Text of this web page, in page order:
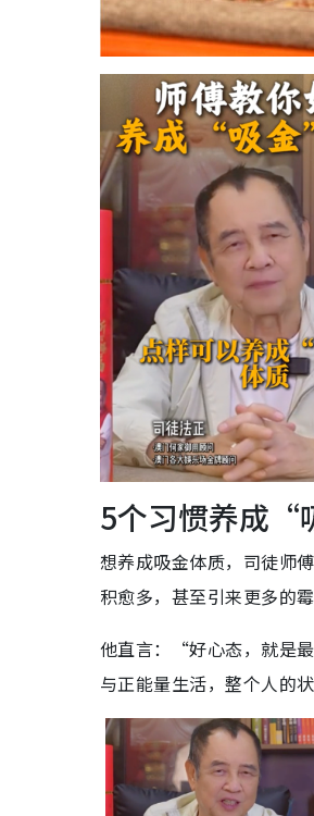
5个习惯养成“
想养成吸金体质，司徒师
积愈多，甚至引来更多的霉
他直言：“好心态，就是
与正能量生活，整个人的